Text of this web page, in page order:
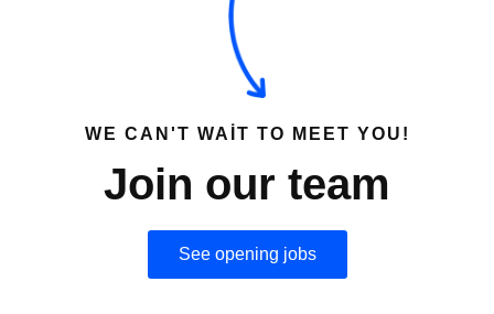
WE CAN'T WAIT TO MEET YOU!
Join our team
See opening jobs